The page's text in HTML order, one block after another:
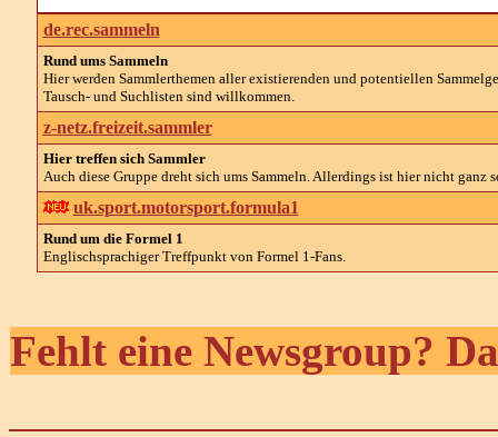
de.rec.sammeln
Rund ums Sammeln
Hier werden Sammlerthemen aller existierenden und potentiellen
Tausch- und Suchlisten sind willkommen.
z-netz.freizeit.sammler
Hier treffen sich Sammler
Auch diese Gruppe dreht sich ums Sammeln. Allerdings ist hier nicht ganz
uk.sport.motorsport.formula1
Rund um die Formel 1
Englischsprachiger Treffpunkt von Formel 1-Fans.
Fehlt eine Newsgroup?